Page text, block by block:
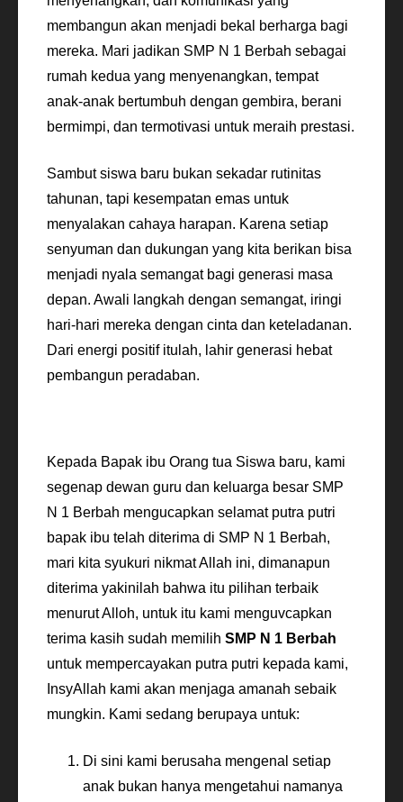
membangun akan menjadi bekal berharga bagi
mereka. Mari jadikan SMP N 1 Berbah sebagai
rumah kedua yang menyenangkan, tempat
anak-anak bertumbuh dengan gembira, berani
bermimpi, dan termotivasi untuk meraih prestasi.
Sambut siswa baru bukan sekadar rutinitas
tahunan, tapi kesempatan emas untuk
menyalakan cahaya harapan. Karena setiap
senyuman dan dukungan yang kita berikan bisa
menjadi nyala semangat bagi generasi masa
depan. Awali langkah dengan semangat, iringi
hari-hari mereka dengan cinta dan keteladanan.
Dari energi positif itulah, lahir generasi hebat
pembangun peradaban.
Kepada Bapak ibu Orang tua Siswa baru, kami
segenap dewan guru dan keluarga besar SMP
N 1 Berbah mengucapkan selamat putra putri
bapak ibu telah diterima di SMP N 1 Berbah,
mari kita syukuri nikmat Allah ini, dimanapun
diterima yakinilah bahwa itu pilihan terbaik
menurut Alloh, untuk itu kami menguvcapkan
terima kasih sudah memilih SMP N 1 Berbah
untuk mempercayakan putra putri kepada kami,
InsyAllah kami akan menjaga amanah sebaik
mungkin. Kami sedang berupaya untuk:
Di sini kami berusaha mengenal setiap
anak bukan hanya mengetahui namanya